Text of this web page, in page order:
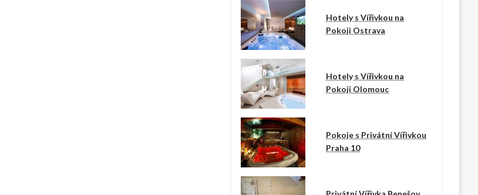
Hotely s Vířivkou na
Pokoji Ostrava
Hotely s Vířivkou na
Pokoji Olomouc
Pokoje s Privátní Vířivkou
Praha 10